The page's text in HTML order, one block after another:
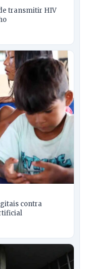
transmitir HIV
contra